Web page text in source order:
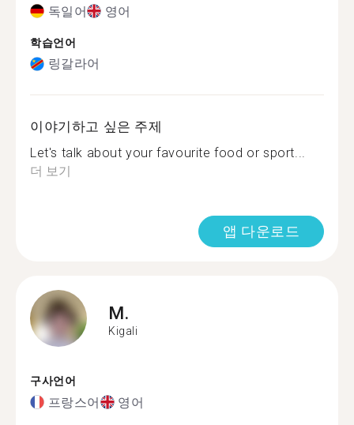
독일어 영어
학습언어
링갈라어
이야기하고 싶은 주제
Let's talk about your favourite food or sport...
더 보기
앱 다운로드
M.
Kigali
구사언어
프랑스어 영어